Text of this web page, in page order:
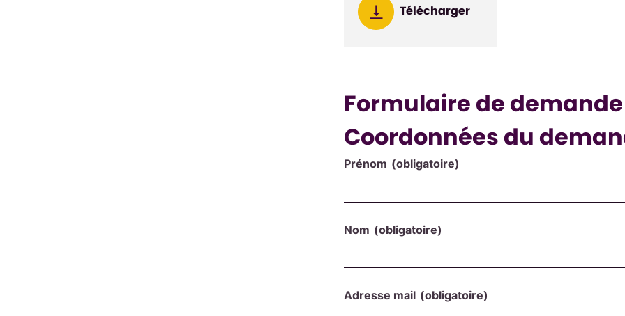
Télécharger
Formulaire de
Coordonnées du
Prénom (obligatoire)
Nom (obligatoire)
Adresse mail (obligatoire)